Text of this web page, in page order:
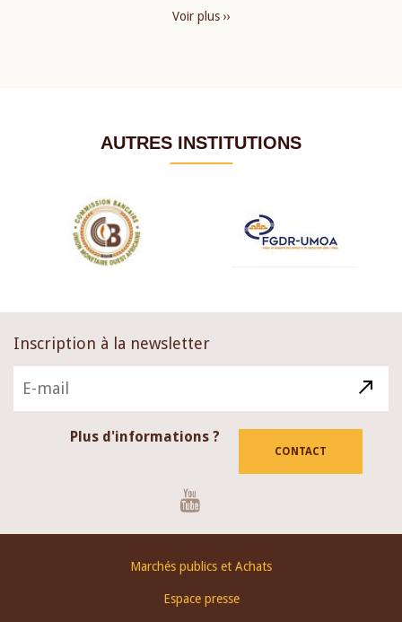
Voir plus ››
AUTRES INSTITUTIONS
Inscription à la newsletter
Plus d'informations ?
CONTACT
Marchés publics et Achats
Espace presse